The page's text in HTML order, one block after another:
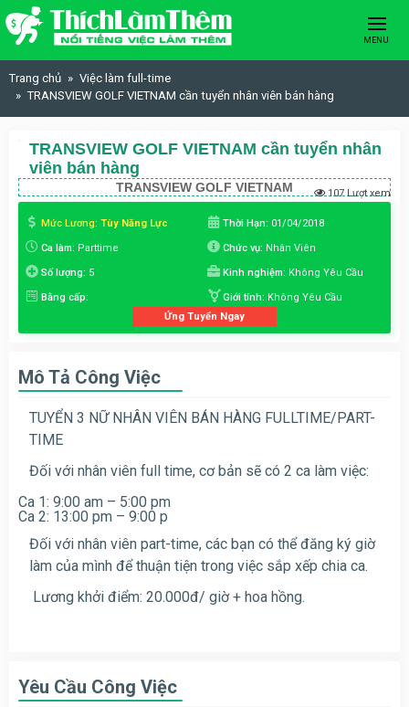
Skip to content
MENU
Trang chủ
Việc làm full-time
TRANSVIEW GOLF VIETNAM cần tuyển nhân viên bán hàng
TRANSVIEW GOLF VIETNAM cần tuyển nhân
viên bán hàng
TRANSVIEW GOLF VIETNAM 107 Lượt xem
Mức Lương: Tùy Năng Lực Thời Hạn: 01/04/2018
Ca làm: Parttime Chức vụ: Nhân Viên
Số lượng: 5 Kinh nghiệm: Không Yêu Cầu
Bằng cấp: Giới tính: Không Yêu Cầu
Ứng Tuyển Ngay
Mô Tả Công Việc
TUYỂN 3 NỮ NHÂN VIÊN BÁN HÀNG FULLTIME/PART-
TIME
Đối với nhân viên full time, cơ bản sẽ có 2 ca làm việc:
Ca 1: 9:00 am – 5:00 pm
Ca 2: 13:00 pm – 9:00 p
Đối với nhân viên part-time, các bạn có thể đăng ký giờ
làm của mình để thuận tiện trong việc sắp xếp chia ca.
Lương khởi điểm: 20.000đ/ giờ + hoa hồng.
Yêu Cầu Công Việc